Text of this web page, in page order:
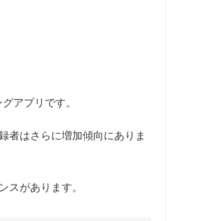
アプリです。
者はさらに増加傾向にありま
スがあります。